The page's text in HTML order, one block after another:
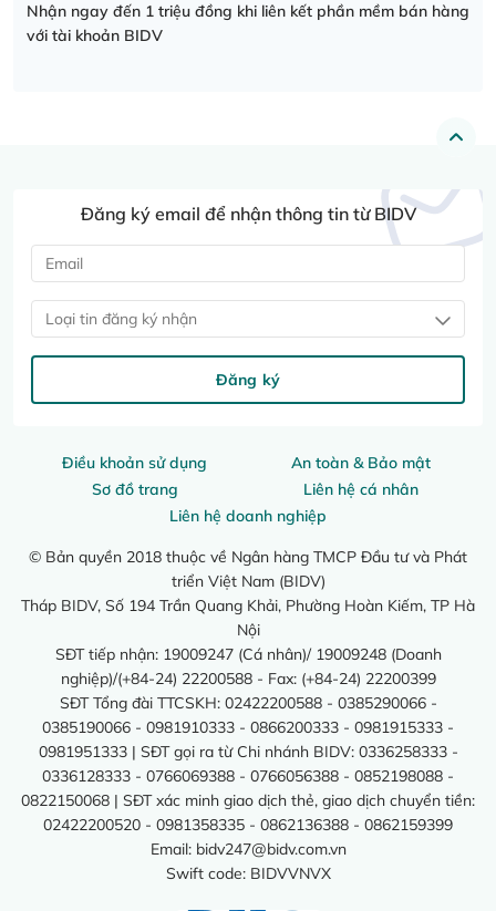
Nhận ngay đến 1 triệu đồng khi liên kết phần mềm bán hàng
với tài khoản BIDV
Điều khoản sử dụng
An toàn & Bảo mật
Sơ đồ trang
Liên hệ cá nhân
Liên hệ doanh nghiệp
© Bản quyền 2018 thuộc về Ngân hàng TMCP Đầu tư và Phát
triển Việt Nam (BIDV)
Tháp BIDV, Số 194 Trần Quang Khải, Phường Hoàn Kiếm, TP Hà
Nội
SĐT tiếp nhận: 19009247 (Cá nhân)/ 19009248 (Doanh
nghiệp)/(+84-24) 22200588 - Fax: (+84-24) 22200399
SĐT Tổng đài TTCSKH: 02422200588 - 0385290066 -
0385190066 - 0981910333 - 0866200333 - 0981915333 -
0981951333 | SĐT gọi ra từ Chi nhánh BIDV: 0336258333 -
0336128333 - 0766069388 - 0766056388 - 0852198088 -
0822150068 | SĐT xác minh giao dịch thẻ, giao dịch chuyển tiền:
02422200520 - 0981358335 - 0862136388 - 0862159399
Email: bidv247@bidv.com.vn
Swift code: BIDVVNVX
Đăng ký email để nhận thông tin từ BIDV
Loại tin đăng ký nhận
Đăng ký